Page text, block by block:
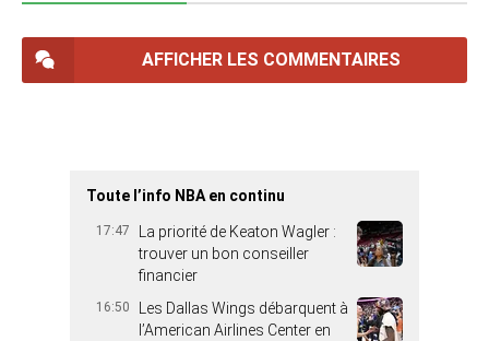
AFFICHER LES COMMENTAIRES
Toute l’info NBA en continu
17:47
La priorité de Keaton Wagler :
trouver un bon conseiller
financier
16:50
Les Dallas Wings débarquent à
l’American Airlines Center en